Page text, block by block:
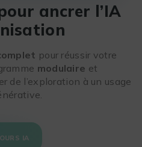
ancrer l’IA
pour réussir votre
modulaire et
de l’exploration à un usage
IA